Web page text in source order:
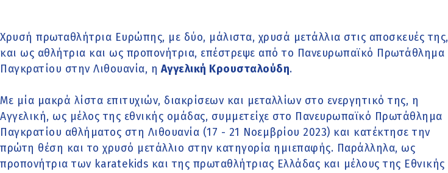
Χρυσή πρωταθλήτρια Ευρώπης, με δύο, μάλιστα, χρυσά μετάλλια στις αποσκευές της,
και ως αθλήτρια και ως προπονήτρια, επέστρεψε από το Πανευρωπαϊκό Πρωτάθλημα
Παγκρατίου στην Λιθουανία, η Αγγελική Κρουσταλούδη.
Με μία μακρά λίστα επιτυχιών, διακρίσεων και μεταλλίων στο ενεργητικό της, η
Αγγελική, ως μέλος της εθνικής ομάδας, συμμετείχε στο Πανευρωπαϊκό Πρωτάθλημα
Παγκρατίου αθλήματος στη Λιθουανία (17 - 21 Νοεμβρίου 2023) και κατέκτησε την
πρώτη θέση και το χρυσό μετάλλιο στην κατηγορία ημιεπαφής. Παράλληλα, ως
προπονήτρια των karatekids και της πρωταθλήτριας Ελλάδας και μέλους της Εθνικής